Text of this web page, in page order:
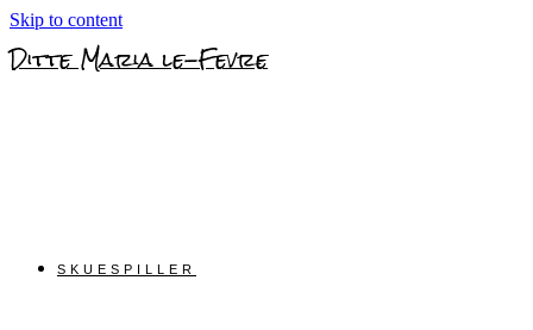
Skip to content
Ditte Maria le-Fevre
SKUESPILLER